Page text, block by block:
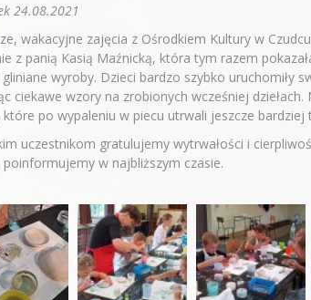
24.08.2021
wakacyjne zajęcia z Ośrodkiem Kultury w
z panią Kasią Maźnicką, która tym razem
wyroby. Dzieci bardzo szybko uruchomiły
ciekawe wzory na zrobionych wcześniej
które po wypaleniu w piecu utrwali jeszcze bardziej
uczestnikom gratulujemy wytrwałości i
w najbliższym czasie.